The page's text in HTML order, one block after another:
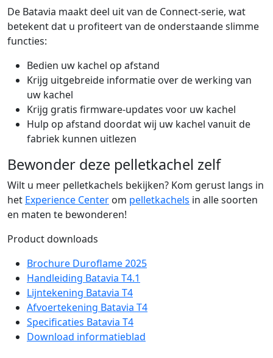
De Batavia maakt deel uit van de Connect-serie, wat
betekent dat u profiteert van de onderstaande slimme
functies:
Bedien uw kachel op afstand
Krijg uitgebreide informatie over de werking van
uw kachel
Krijg gratis firmware-updates voor uw kachel
Hulp op afstand doordat wij uw kachel vanuit de
fabriek kunnen uitlezen
Bewonder deze pelletkachel zelf
Wilt u meer pelletkachels bekijken? Kom gerust langs in
het Experience Center om pelletkachels in alle soorten
en maten te bewonderen!
Product downloads
Brochure Duroflame 2025
Handleiding Batavia T4.1
Lijntekening Batavia T4
Afvoertekening Batavia T4
Specificaties Batavia T4
Download informatieblad